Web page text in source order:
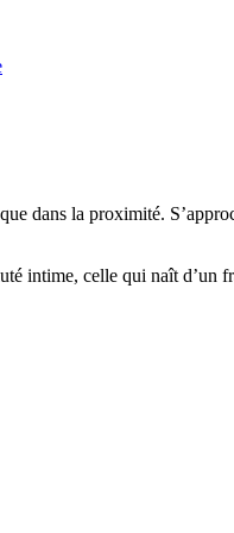
que dans la proximité.
intime, celle qui naît d’un